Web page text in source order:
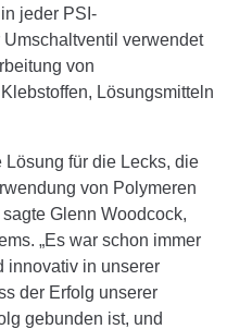
jeder PSI-
verwendet
von
Lösungsmitteln
Lösung für die Lecks, die
von Polymeren
Glenn Woodcock,
„Es war schon immer
innovativ in unserer
der Erfolg unserer
gebunden ist, und